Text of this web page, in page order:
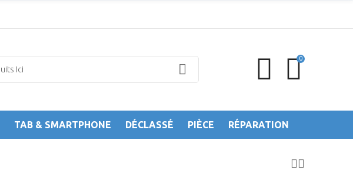
0
TAB & SMARTPHONE DÉCLASSÉ PIÈCE RÉPARATION